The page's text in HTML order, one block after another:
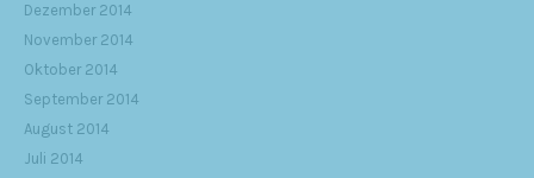
Dezember 2014
November 2014
Oktober 2014
September 2014
August 2014
Juli 2014